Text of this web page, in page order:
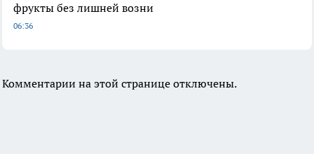
фрукты без лишней возни
06:36
Комментарии на этой странице отключены.